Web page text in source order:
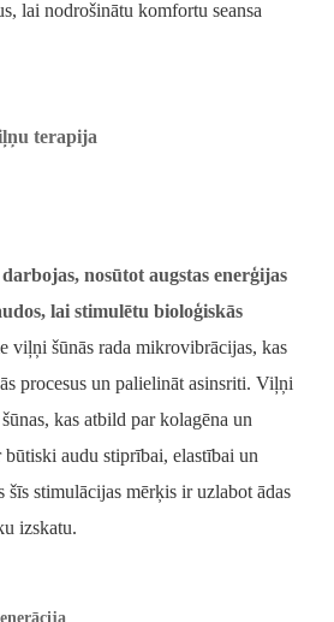
lai nodrošinātu komfortu seansa
terapija
nosūtot augstas enerģijas
lai stimulētu bioloģiskās
viļņi šūnās rada mikrovibrācijas, kas
procesus un palielināt asinsriti. Viļņi
kas atbild par kolagēna un
būtiski audu stiprībai, elastībai un
stimulācijas mērķis ir uzlabot ādas
izskatu.